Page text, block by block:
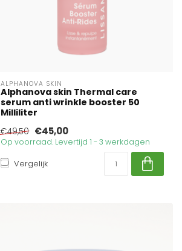
ALPHANOVA SKIN
Alphanova skin Thermal care
serum anti wrinkle booster 50
Milliliter
€49,50 €45,00
Op voorraad. Levertijd 1 - 3 werkdagen
Vergelijk